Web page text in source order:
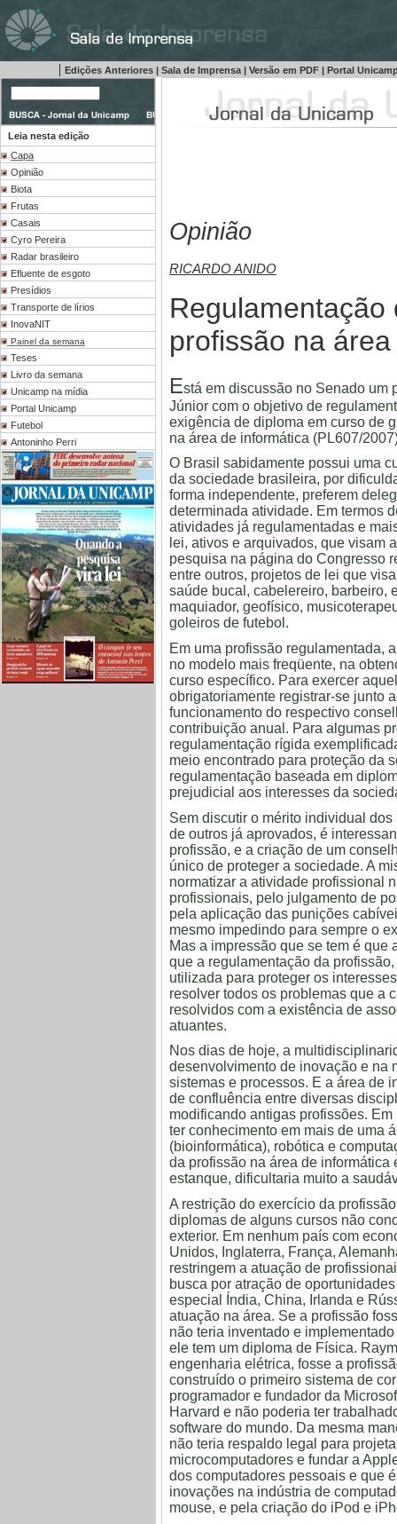
| Edições Anteriores| Sala de Imprensa| Versão em PDF | Portal
Leia nesta edição
Capa
Opinião
Biota
Frutas
Casais
Cyro Pereira
Radar brasileiro
Efluente de esgoto
Presídios
Transporte de lírios
InovaNIT
Painel da semana
Teses
Livro da semana
Unicamp na mídia
Portal Unicamp
Futebol
Antoninho Perri
Opinião
RICARDOANIDO
Regulamentação
profissão na
Está em discussão no Senado um
Júnior com o objetivo de
exigência de diploma em curso de
na área de informática (PL607/
O Brasil sabidamente possui uma
da sociedade brasileira, por
forma independente, preferem
determinada atividade. Em termos
atividades já regulamentadas e
lei, ativos e arquivados, que visam
pesquisa na página do Congresso
entre outros, projetos de lei que
saúde bucal, cabelereiro, barbeiro,
maquiador, geofísico,
goleiros de futebol.
Em uma profissão regulamentada,
no modelo mais freqüente, na
curso específico. Para exercer
obrigatoriamente registrar-se junto
funcionamento do respectivo
contribuição anual. Para algumas
regulamentação rígida
meio encontrado para proteção da
regulamentação baseada em
prejudicial aos interesses da
Sem discutir o mérito individual
de outros já aprovados, é
profissão, e a criação de um
único de proteger a sociedade. A
normatizar a atividade profissional
profissionais, pelo julgamento de
pela aplicação das punições
mesmo impedindo para sempre o
Mas a impressão que se tem é
que a regulamentação da
utilizada para proteger os
resolver todos os problemas que a
resolvidos com a existência de
atuantes.
Nos dias de hoje, a
desenvolvimento de inovação e na
sistemas e processos. E a área de
de confluência entre diversas
modificando antigas profissões.
ter conhecimento em mais de uma
(bioinformática), robótica e
da profissão na área de
estanque, dificultaria muito a
A restrição do exercício da
diplomas de alguns cursos não
exterior. Em nenhum país com
Unidos, Inglaterra, França,
restringem a atuação de
busca por atração de
especial Índia, China, Irlanda e
atuação na área. Se a profissão
não teria inventado e
ele tem um diploma de Física.
engenharia elétrica, fosse a
construído o primeiro sistema de
programador e fundador da
Harvard e não poderia ter
software do mundo. Da mesma
não teria respaldo legal para
microcomputadores e fundar a
dos computadores pessoais e que
inovações na indústria de
mouse, e pela criação do iPod e